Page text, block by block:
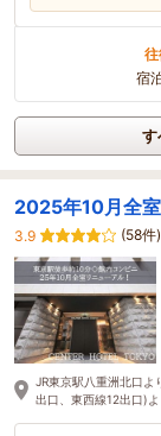
宿
す
2025年10月全
3.9
(58件)
JR東京駅八重洲北口よ
出口、東西線12出口)よ